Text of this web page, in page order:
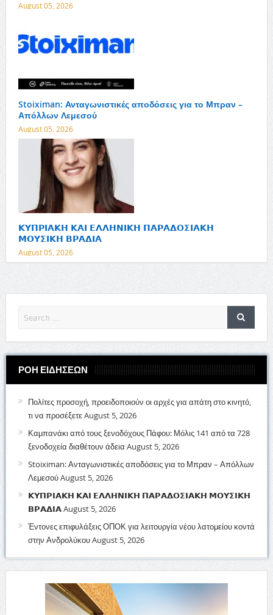
August 05, 2026
Stoiximan: Ανταγωνιστικές αποδόσεις για το Μπραν –
Απόλλων Λεμεσού
August 05, 2026
𝝟𝝪𝝥𝝦𝝞𝝖𝝟𝝜 𝝟𝝖𝝞 𝝚𝝠𝝠𝝜𝝢𝝞𝝟𝝜 𝝥𝝖𝝦𝝖𝝙𝝤𝝨𝝞𝝖𝝟𝝜
𝝡𝝤𝝪𝝨𝝞𝝟𝝜 𝝗𝝦𝝖𝝙𝝞𝝖
August 05, 2026
ΡΟΗ ΕΙΔΗΣΕΩΝ
Πολίτες προσοχή, προειδοποιούν οι αρχές για απάτη στο κινητό,
τι να προσέξετεAugust 5, 2026
Καμπανάκι από τους ξενοδόχους Πάφου: Μόλις 141 από τα 728
ξενοδοχεία διαθέτουν άδεια August 5, 2026
Stoiximan: Ανταγωνιστικές αποδόσεις για το Μπραν – Απόλλων
ΛεμεσούAugust 5, 2026
𝝟𝝪𝝥𝝦𝝞𝝖𝝟𝝜 𝝟𝝖𝝞 𝝚𝝠𝝠𝝜𝝢𝝞𝝟𝝜 𝝥𝝖𝝦𝝖𝝙𝝤𝝨𝝞𝝖𝝟𝝜 𝝡𝝤𝝪𝝨𝝞𝝟𝝜
𝝗𝝦𝝖𝝙𝝞𝝖August 5, 2026
Έντονες επιφυλάξεις ΟΠΟΚ για λειτουργία νέου λατομείου κοντά
στην ΑνδρολύκουAugust 5, 2026